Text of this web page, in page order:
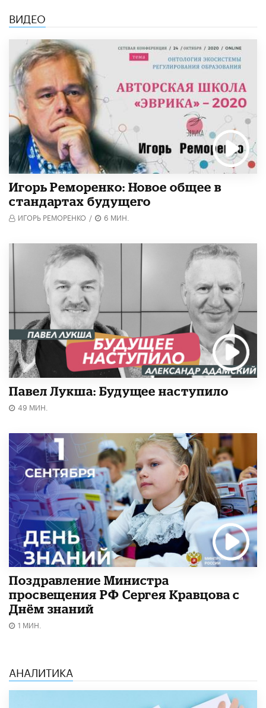
ВИДЕО
Игорь Реморенко: Новое общее в
стандартах будущего
ИГОРЬ РЕМОРЕНКО / 6 МИН.
Павел Лукша: Будущее наступило
49 МИН.
Поздравление Министра
просвещения РФ Сергея Кравцова с
Днём знаний
1 МИН.
АНАЛИТИКА